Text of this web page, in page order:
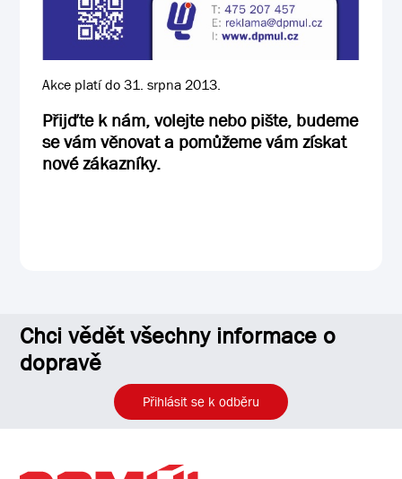
Akce platí do 31. srpna 2013.
Přijďte k nám, volejte nebo pište, budeme
se vám věnovat a pomůžeme vám získat
nové zákazníky.
Chci vědět všechny informace o
dopravě
Přihlásit se k odběru